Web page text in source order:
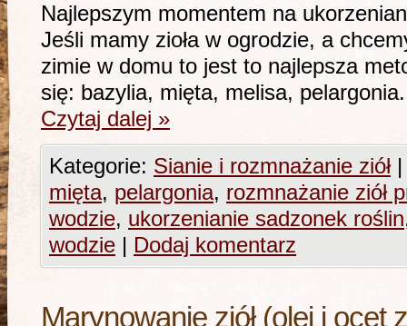
Najlepszym momentem na
Jeśli mamy zioła w ogrodzie, a
zimie w domu to jest to najlepsza
się: bazylia, mięta, melisa,
Czytaj dalej »
Kategorie: Sianie i rozmnażanie ziół |
mięta, pelargonia, rozmnażanie ziół
wodzie, ukorzenianie sadzonek roślin
wodzie | Dodaj komentarz
Marynowanie ziół (olej i ocet